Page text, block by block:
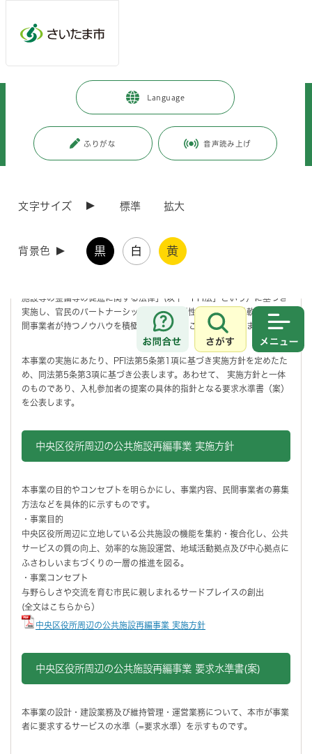
Language
ふりがな 音声読み上げ
文字サイズ 標準 拡大
背景色 黒 白 黄
お問合せ
さがす
暮らし・手続き > まちづくり・交通
各地域のまちづくり
中央区役所周辺の公共施設再編事業における実施方針及び要求水準書(案)を
公表します。（令和7年10月17日公表）
10月17日公表）
施設等の整備等の促進に関する法律」(以下「PFI法」という）に基づき
実施し、官民のパートナーシップの下、専門性や独創性、柔軟性等、民
間事業者が持つノウハウを積極的に活用することとしております。
本事業の実施にあたり、PFI法第5条第1項に基づき実施方針を定めたた
め、同法第5条第3項に基づき公表します。あわせて、 実施方針と一体
のものであり、入札参加者の提案の具体的指針となる要求水準書（案）
を公表します。
中央区役所周辺の公共施設再編事業 実施方針
本事業の目的やコンセプトを明らかにし、事業内容、民間事業者の募集
方法などを具体的に示すものです。
・事業目的
中央区役所周辺に立地している公共施設の機能を集約・複合化し、公共
サービスの質の向上、効率的な施設運営、地域活動拠点及び中心拠点に
ふさわしいまちづくりの一層の推進を図る。
・事業コンセプト
与野らしさや交流を育む市民に親しまれるサードプレイスの創出
(全文はこちらから）
中央区役所周辺の公共施設再編事業 実施方針
中央区役所周辺の公共施設再編事業 要求水準書(案)
本事業の設計・建設業務及び維持管理・運営業務について、本市が事業
者に要求するサービスの水準（=要求水準）を示すものです。